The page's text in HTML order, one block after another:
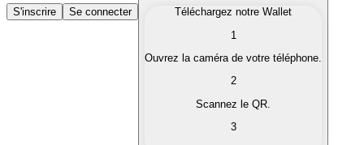
Acheter des Cryptomonnaies
Achetez les cryptomonnaies qui vous intéressent
Convertissez vos cryptomonnaies en monnaie
S'inscrire Se connecter
Téléchargez notre Wallet
1
Ouvrez la caméra de votre téléphone.
2
Scannez le QR.
3